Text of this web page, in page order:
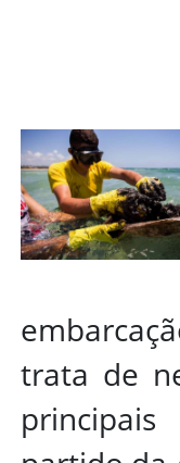
trata de